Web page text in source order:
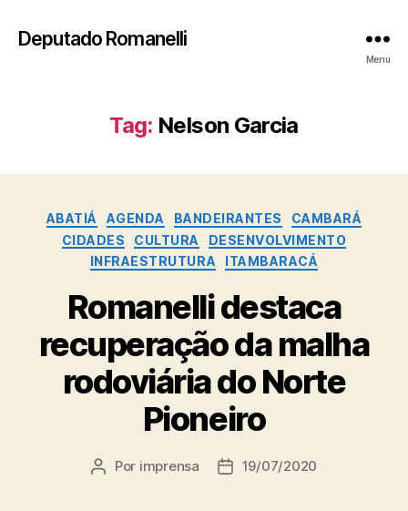
Deputado Romanelli
Menu
Tag: Nelson Garcia
Categorias
ABATIÁ AGENDA BANDEIRANTES
CAMBARÁ
CIDADES
CULTURA
DESENVOLVIMENTO
INFRAESTRUTURA
ITAMBARACÁ
Romanelli destaca
recuperação da malha
rodoviária do Norte
Pioneiro
Autor
Por imprensa
Data19/07/2020